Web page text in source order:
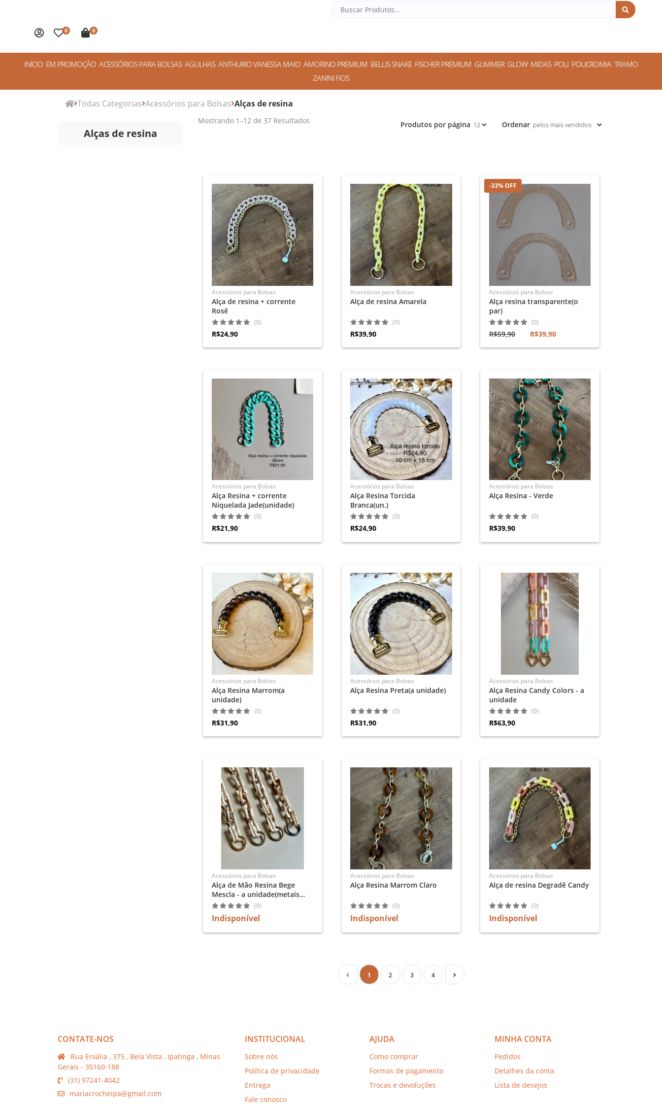
0 0
INÍCIO EM PROMOÇÃO ACESSÓRIOS PARA BOLSAS AGULHAS ANTHURIO VANESSA MAIO AMORINO PREMIUM BELLIS SNAKE FISCHER PREMIUM GLIMMER GLOW MIDAS POLI POLICROMIA TRAMO
ZANINI FIOS
Todas Categorias Acessórios para Bolsas Alças de resina
Alças de resina
Mostrando 1–12 de 37 Resultados Produtos por página Ordenar
Acessórios para Bolsas
Alça de resina + corrente
Rosê
(0)
R$24,90
Acessórios para Bolsas
Alça de resina Amarela
(0)
R$39,90
-33% OFF
Acessórios para Bolsas
Alça resina transparente(o
par)
(0)
R$59,90 R$39,90
Acessórios para Bolsas
Alça Resina + corrente
Niquelada Jade(unidade)
(0)
R$21,90
Acessórios para Bolsas
Alça Resina Torcida
Branca(un.)
(0)
R$24,90
Acessórios para Bolsas
Alça Resina - Verde
(0)
R$39,90
Acessórios para Bolsas
Alça Resina Marrom(a
unidade)
(0)
R$31,90
Acessórios para Bolsas
Alça Resina Preta(a unidade)
(0)
R$31,90
Acessórios para Bolsas
Alça Resina Candy Colors - a
unidade
(0)
R$63,90
Acessórios para Bolsas
Alça de Mão Resina Bege
Mescla - a unidade(metais
dourados)
(0)
Indisponível
Acessórios para Bolsas
Alça Resina Marrom Claro
(0)
Indisponível
Acessórios para Bolsas
Alça de resina Degradê Candy
(0)
Indisponível
1 2 3 4
CONTATE-NOS
Rua Ervália , 375 , Bela Vista , Ipatinga , Minas
Gerais - 35160-188
(31) 97241-4042
mariacrocheipa@gmail.com
INSTITUCIONAL
Sobre nós
Política de privacidade
Entrega
Fale conosco
AJUDA
Como comprar
Formas de pagamento
Trocas e devoluções
MINHA CONTA
Pedidos
Detalhes da conta
Lista de desejos